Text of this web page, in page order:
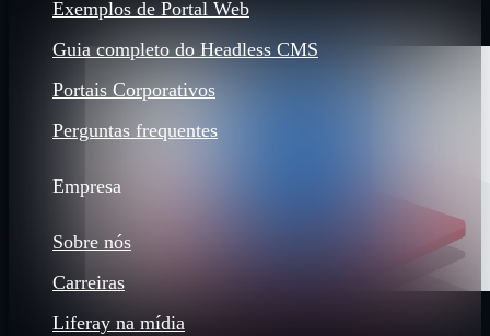
Exemplos de Portal Web
Guia completo do Headless CMS
Portais Corporativos
Perguntas frequentes
Empresa
Sobre nós
Carreiras
Liferay na mídia